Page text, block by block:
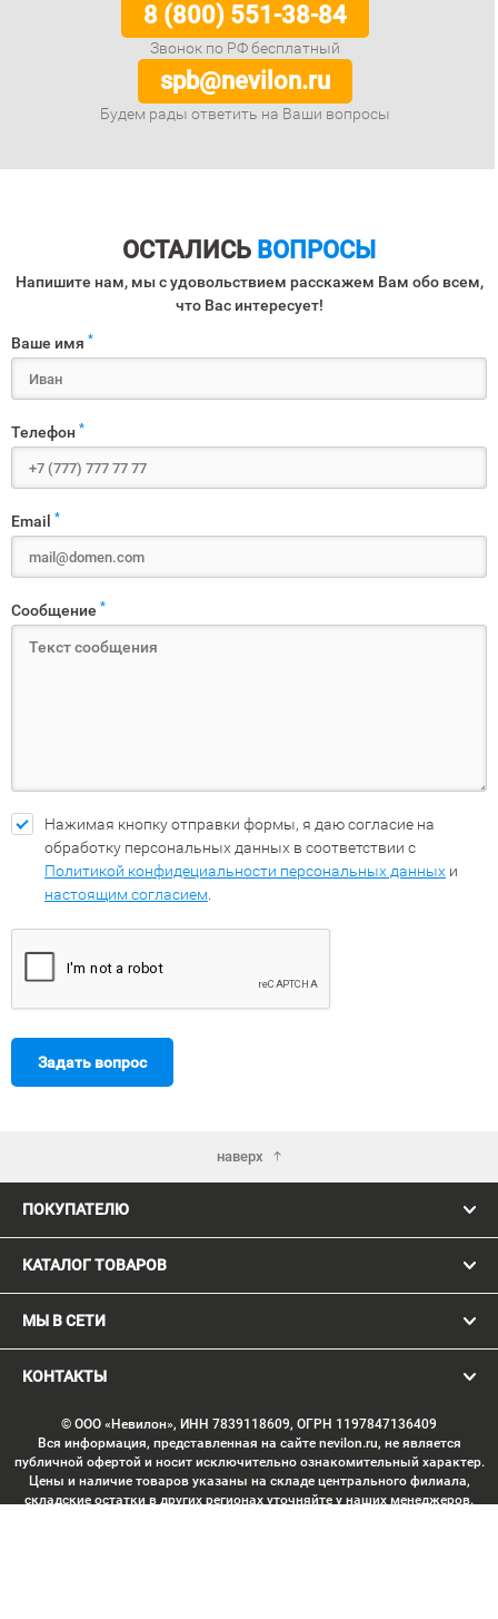
8 (800) 551-38-84
Звонок по РФ бесплатный
spb@nevilon.ru
Будем рады ответить на Ваши вопросы
ОСТАЛИСЬ ВОПРОСЫ
Напишите нам, мы с удовольствием расскажем Вам обо всем,
что Вас интересует!
Ваше имя *
Телефон *
Email *
Сообщение *
Нажимая кнопку отправки формы, я даю согласие на
обработку персональных данных в соответствии с
Политикой конфидециальности персональных данных и
настоящим согласием
Задать вопрос
наверх
ПОКУПАТЕЛЮ
КАТАЛОГ ТОВАРОВ
МЫ В СЕТИ
КОНТАКТЫ
© ООО «Невилон», ИНН 7839118609, ОГРН 1197847136409
Вся информация, представленная на сайте nevilon.ru, не является
публичной офертой и носит исключительно ознакомительный характер.
Цены и наличие товаров указаны на складе центрального филиала,
складские остатки в других регионах уточняйте у наших менеджеров.